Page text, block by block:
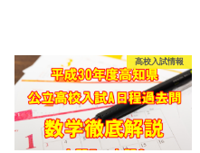
高校入試情報